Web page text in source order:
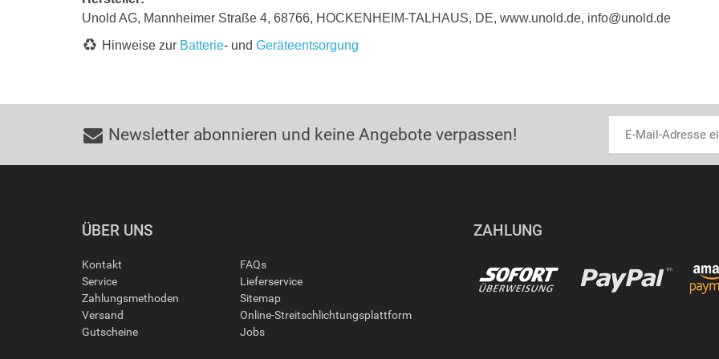
Unold AG, Mannheimer Straße 4, 68766, HOCKENHEIM-TALHAUS, DE, www.unold.de, info@unold.de
Hinweise zur Batterie- und Geräteentsorgung
Newsletter abonnieren und keine Angebote verpassen!
ÜBER UNS
Kontakt
Service
Zahlungsmethoden
Versand
Gutscheine
FAQs
Lieferservice
Sitemap
Online-Streitschlichtungsplattform
Jobs
ZAHLUNG